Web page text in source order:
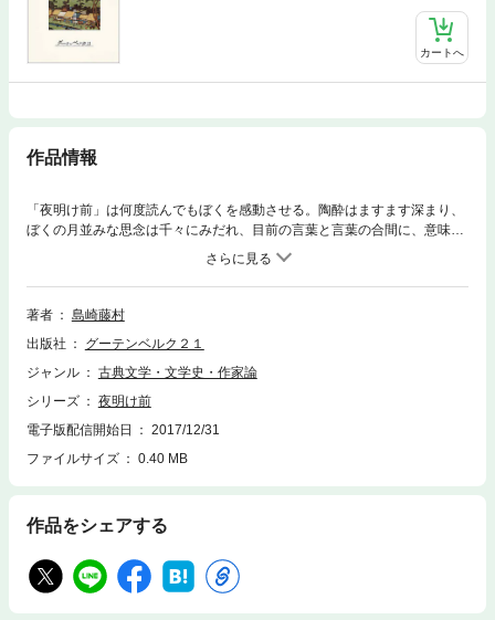
カートへ
作品情報
「夜明け前」は何度読んでもぼくを感動させる。陶酔はますます深まり、
ぼくの月並みな思念は千々にみだれ、目前の言葉と言葉の合間に、意味し
えぬ意味がひろやかに、しかも幾重にも層をなして透けてくるように思え
る。陶酔から醒めたときに、ぼくははるかなる彼方をかえりみるように、
あるいは遠い昔のことを思いだすようにして、この小説がぼくに経験させ
てくれたものの意味を考えようとする。ぼくが想いみたものは、あるとき
形而上学であり、あるときは主人公青山半蔵の悲槍な劇的生涯であり、ま
たあるときは、ぼくたちの祖国が、黒船の到来とともにヨーロッパから押
たち自身の近代の困難さであった。……篠田一士。
著者
島崎藤村
出版社
グーテンベルク２１
ジャンル
古典文学・文学史・作家論
シリーズ
夜明け前
電子版配信開始日
2017/12/31
ファイルサイズ
0.40 MB
作品をシェアする